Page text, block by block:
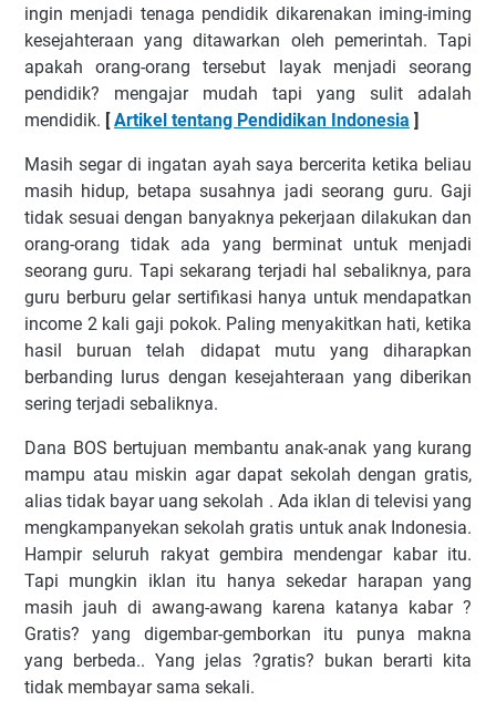
ingin menjadi tenaga pendidik dikarenakan iming-iming
kesejahteraan yang ditawarkan oleh pemerintah. Tapi
apakah orang-orang tersebut layak menjadi seorang
pendidik? mengajar mudah tapi yang sulit adalah
mendidik. [Artikel tentang Pendidikan Indonesia ]
Masih segar di ingatan ayah saya bercerita ketika beliau
masih hidup, betapa susahnya jadi seorang guru. Gaji
tidak sesuai dengan banyaknya pekerjaan dilakukan dan
orang-orang tidak ada yang berminat untuk menjadi
seorang guru. Tapi sekarang terjadi hal sebaliknya, para
guru berburu gelar sertifikasi hanya untuk mendapatkan
income 2 kali gaji pokok. Paling menyakitkan hati, ketika
hasil buruan telah didapat mutu yang diharapkan
berbanding lurus dengan kesejahteraan yang diberikan
sering terjadi sebaliknya.
Dana BOS bertujuan membantu anak-anak yang kurang
mampu atau miskin agar dapat sekolah dengan gratis,
alias tidak bayar uang sekolah . Ada iklan di televisi yang
mengkampanyekan sekolah gratis untuk anak Indonesia.
Hampir seluruh rakyat gembira mendengar kabar itu.
Tapi mungkin iklan itu hanya sekedar harapan yang
masih jauh di awang-awang karena katanya kabar ?
Gratis? yang digembar-gemborkan itu punya makna
yang berbeda.. Yang jelas ?gratis? bukan berarti kita
tidak membayar sama sekali.